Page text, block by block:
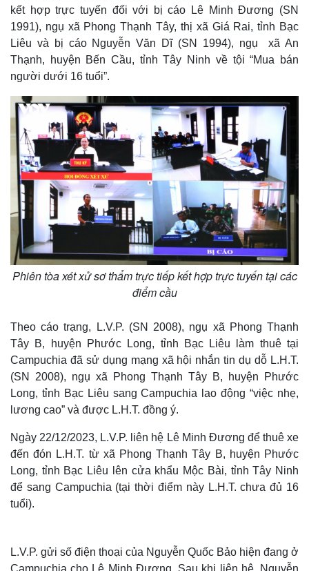
kết hợp trực tuyến đối với bị cáo Lê Minh Đương (SN
1991), ngụ xã Phong Thạnh Tây, thị xã Giá Rai, tỉnh Bạc
Liêu và bị cáo Nguyễn Văn Dĩ (SN 1994), ngụ xã An
Thạnh, huyện Bến Cầu, tỉnh Tây Ninh về tội “Mua bán
người dưới 16 tuổi”.
Phiên tòa xét xử sơ thẩm trực tiếp kết hợp trực tuyến tại các
điểm cầu
Theo cáo trạng, L.V.P. (SN 2008), ngụ xã Phong Thạnh
Tây B, huyện Phước Long, tỉnh Bạc Liêu làm thuê tại
Campuchia đã sử dụng mạng xã hội nhắn tin dụ dỗ L.H.T.
(SN 2008), ngụ xã Phong Thạnh Tây B, huyện Phước
Long, tỉnh Bạc Liêu sang Campuchia lao động “việc nhẹ,
lương cao” và được L.H.T. đồng ý.
Ngày 22/12/2023, L.V.P. liên hệ Lê Minh Đương để thuê xe
đến đón L.H.T. từ xã Phong Thạnh Tây B, huyện Phước
Long, tỉnh Bạc Liêu lên cửa khẩu Mộc Bài, tỉnh Tây Ninh
để sang Campuchia (tại thời điểm này L.H.T. chưa đủ 16
tuổi).
L.V.P. gửi số điện thoại của Nguyễn Quốc Bảo hiện đang ở